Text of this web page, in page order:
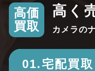
高価
買取
高く
カメラの
01.宅配買取